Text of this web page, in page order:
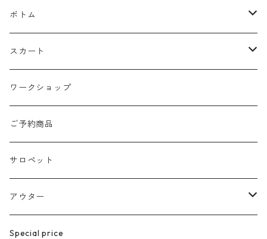
ネックレス
silver925
ブレスレット
サージカルstainless
eyewear
ステンレス製
グラスチェーン
マフラー
ストラップ
くつ下
ポーチ
ニット帽子
メガネ
スカーフ
トレーナー
カットソー
ブラウス
カーディガン
トップス
ボトム
パンツ
デニムパンツ
スカート
ロング丈
ニー丈
ワークショップ
ご予約商品
サロペット
アウター
ベスト
Special price